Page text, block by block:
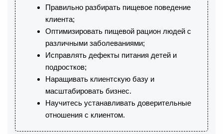
Правильно разбирать пищевое поведение
клиента;
Оптимизировать пищевой рацион людей с
различными заболеваниями;
Исправлять дефекты питания детей и
подростков;
Наращивать клиентскую базу и
масштабировать бизнес.
Научитесь устанавливать доверительные
отношения с клиентом.